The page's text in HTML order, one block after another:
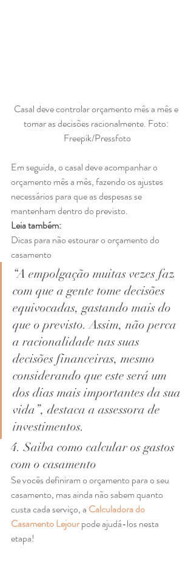
Casal deve controlar orçamento mês a mês e
tomar as decisões racionalmente. Foto:
Freepik/Pressfoto
Em seguida, o casal deve acompanhar o
orçamento mês a mês, fazendo os ajustes
necessários para que as despesas se
mantenham dentro do previsto.
Leia também:
Dicas para não estourar o orçamento do
casamento
“A empolgação muitas vezes faz
com que a gente tome decisões
equivocadas, gastando mais do
que o previsto. Assim, não perca
a racionalidade nas suas
decisões financeiras, mesmo
considerando que este será um
dos dias mais importantes da sua
vida”, destaca a assessora de
investimentos.
4. Saiba como calcular os gastos
com o casamento
Se vocês definiram o orçamento para o seu
casamento, mas ainda não sabem quanto
custa cada serviço, a Calculadora do
Casamento Lejour pode ajudá-los nesta
etapa!